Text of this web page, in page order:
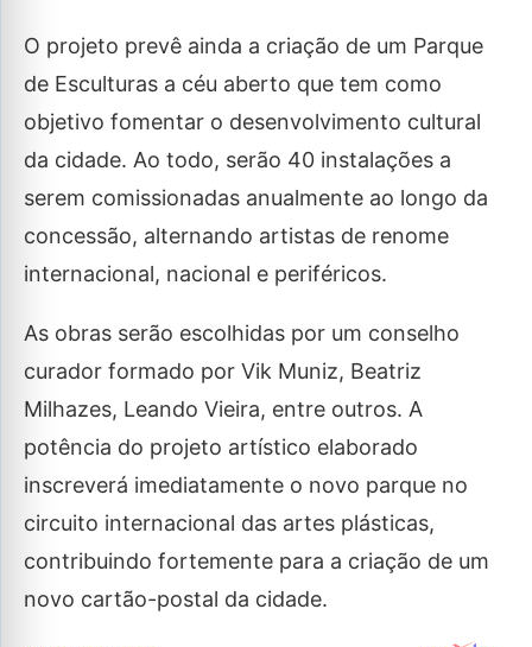
O projeto prevê ainda a criação de um Parque
de Esculturas a céu aberto que tem como
objetivo fomentar o desenvolvimento cultural
da cidade. Ao todo, serão 40 instalações a
serem comissionadas anualmente ao longo da
concessão, alternando artistas de renome
internacional, nacional e periféricos.
As obras serão escolhidas por um conselho
curador formado por Vik Muniz, Beatriz
Milhazes, Leando Vieira, entre outros. A
potência do projeto artístico elaborado
inscreverá imediatamente o novo parque no
circuito internacional das artes plásticas,
contribuindo fortemente para a criação de um
novo cartão-postal da cidade.